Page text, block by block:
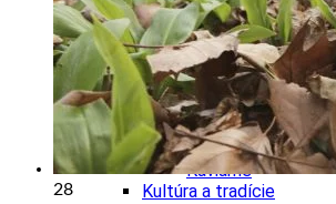
Výstava
Galéria
Festival
Folklór
Ubytovanie
Wellness
Gastro
Kaviarne
Kultúra a tradície
28